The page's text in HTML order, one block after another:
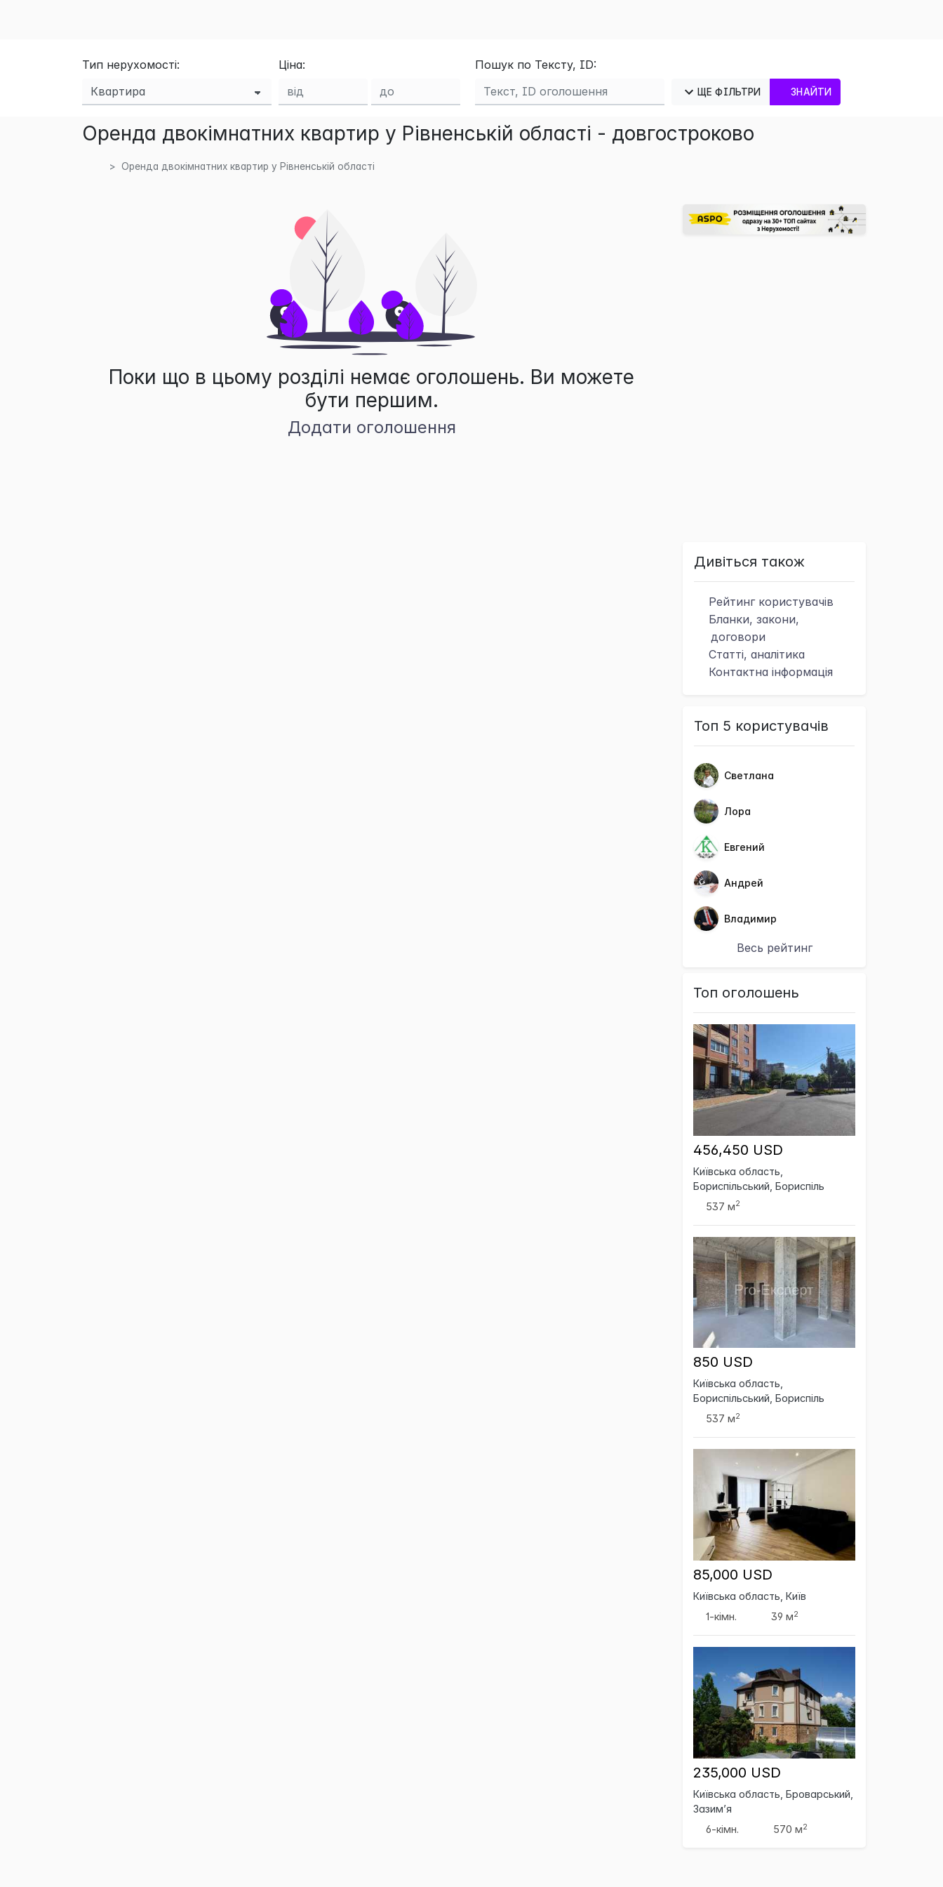
Тип нерухомості: Ціна: Пошук по Тексту, ID:
ЩЕ ФІЛЬТРИ ЗНАЙТИ
Оренда двокімнатних квартир у Рівненській області - довгостроково
Оренда двокімнатних квартир у Рівненській області
Поки що в цьому розділі немає оголошень. Ви можете
бути першим.
Додати оголошення
Дивіться також
Рейтинг користувачів
Бланки, закони,
договори
Статті, аналітика
Контактна інформація
Топ 5 користувачів
Светлана
Лора
Евгений
Андрей
Владимир
Весь рейтинг
Топ оголошень
456,450 USD
Київська область,
Бориспільський, Бориспіль
537 м2
850 USD
Київська область,
Бориспільський, Бориспіль
537 м2
85,000 USD
Київська область, Київ
1-кімн.
39 м2
235,000 USD
Київська область, Броварський,
Зазим’я
6-кімн.
570 м2